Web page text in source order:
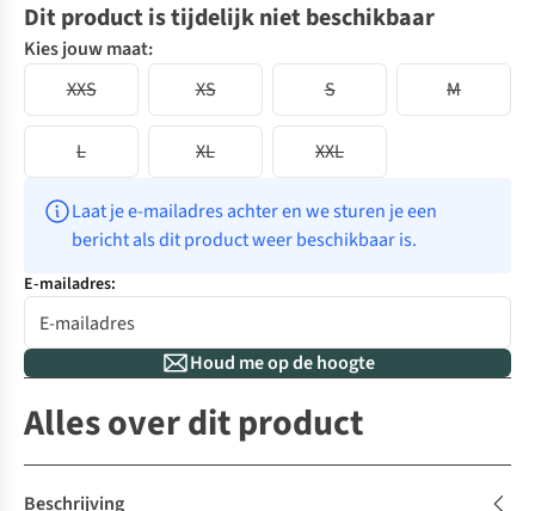
Dit product is tijdelijk niet beschikbaar
Kies jouw maat:
XXS
XS S M
L XL XXL
Laat je e-mailadres achter en we sturen je een
bericht als dit product weer beschikbaar is.
E-mailadres:
Houd me op de hoogte
Alles over dit product
Beschrijving